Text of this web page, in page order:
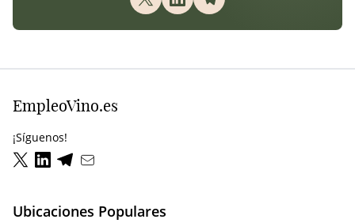
EmpleoVino.es
¡Síguenos!
Ubicaciones Populares